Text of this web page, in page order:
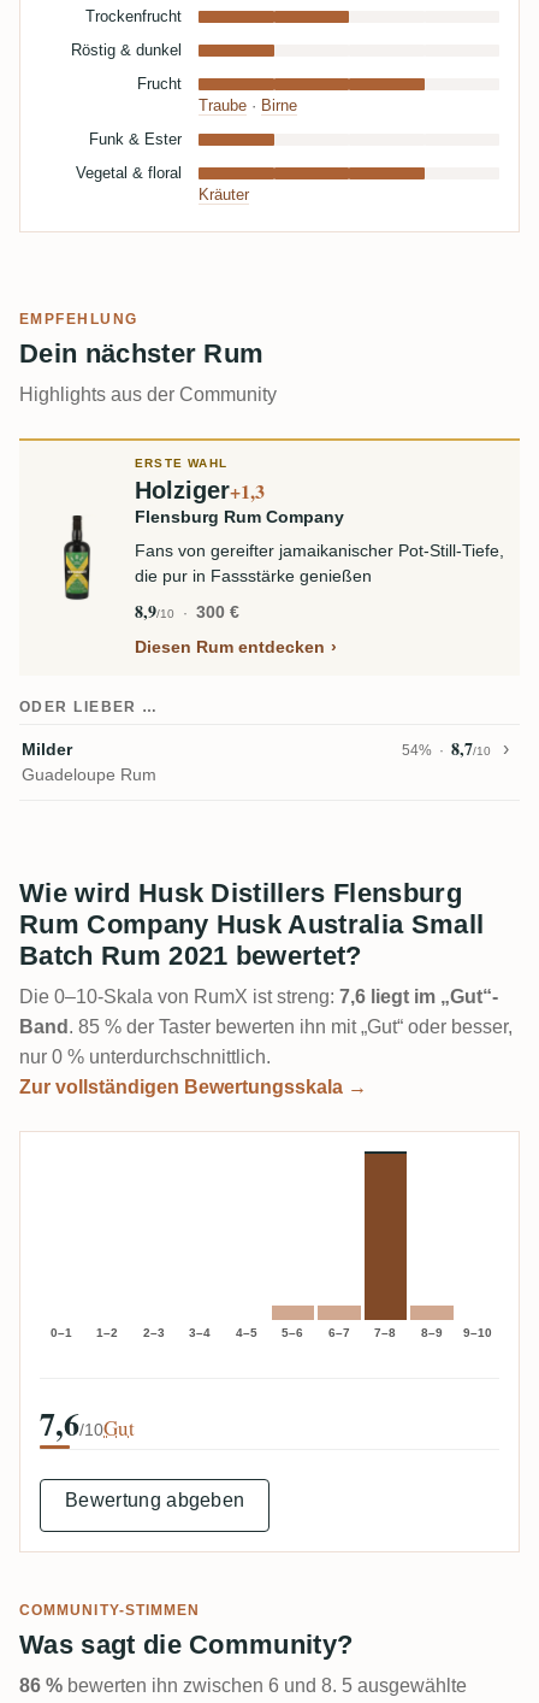
Trockenfrucht
Röstig & dunkel
Frucht
Traube · Birne
Funk & Ester
Vegetal & floral
Kräuter
EMPFEHLUNG
Dein nächster Rum
Highlights aus der Community
ERSTE WAHL
Holziger+1,3
Flensburg Rum Company
Fans von gereifter jamaikanischer Pot-Still-Tiefe,
die pur in Fassstärke genießen
8,9/10
300 €
Diesen Rum entdecken
ODER LIEBER …
Milder 54% 8,7/10
Guadeloupe Rum
Wie wird Husk Distillers Flensburg
Rum Company Husk Australia Small
Batch Rum 2021 bewertet?
Die 0–10-Skala von RumX ist streng: 7,6 liegt im „Gut“-
Band . 85 % der Taster bewerten ihn mit „Gut“ oder besser,
nur 0 % unterdurchschnittlich.
Zur vollständigen Bewertungsskala →
0–1 1–2 2–3 3–4 4–5 5–6 6–7 7–8 8–9 9–10
7,6/10Gut
Bewertung abgeben
COMMUNITY-STIMMEN
Was sagt die Community?
86 % bewerten ihn zwischen 6 und 8. 5 ausgewählte